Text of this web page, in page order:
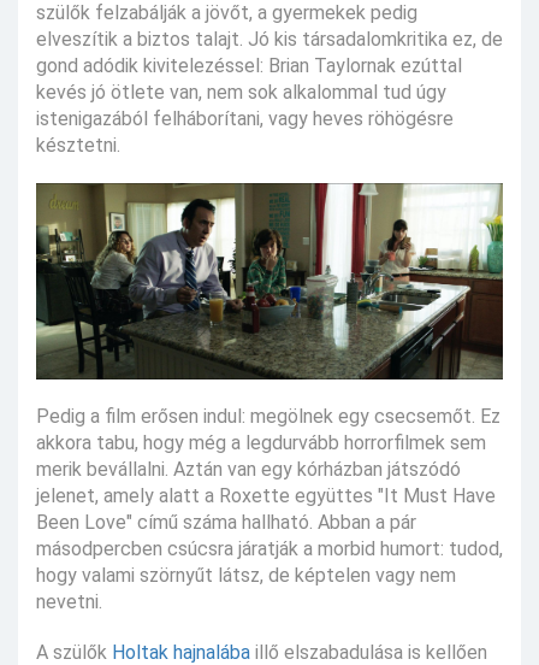
szülők felzabálják a jövőt, a gyermekek pedig
elveszítik a biztos talajt. Jó kis társadalomkritika ez, de
gond adódik kivitelezéssel: Brian Taylornak ezúttal
kevés jó ötlete van, nem sok alkalommal tud úgy
istenigazából felháborítani, vagy heves röhögésre
késztetni.
Pedig a film erősen indul: megölnek egy csecsemőt. Ez
akkora tabu, hogy még a legdurvább horrorfilmek sem
merik bevállalni. Aztán van egy kórházban játszódó
jelenet, amely alatt a Roxette együttes "It Must Have
Been Love" című száma hallható. Abban a pár
másodpercben csúcsra járatják a morbid humort: tudod,
hogy valami szörnyűt látsz, de képtelen vagy nem
nevetni.
A szülők Holtak hajnalába illő elszabadulása is kellően